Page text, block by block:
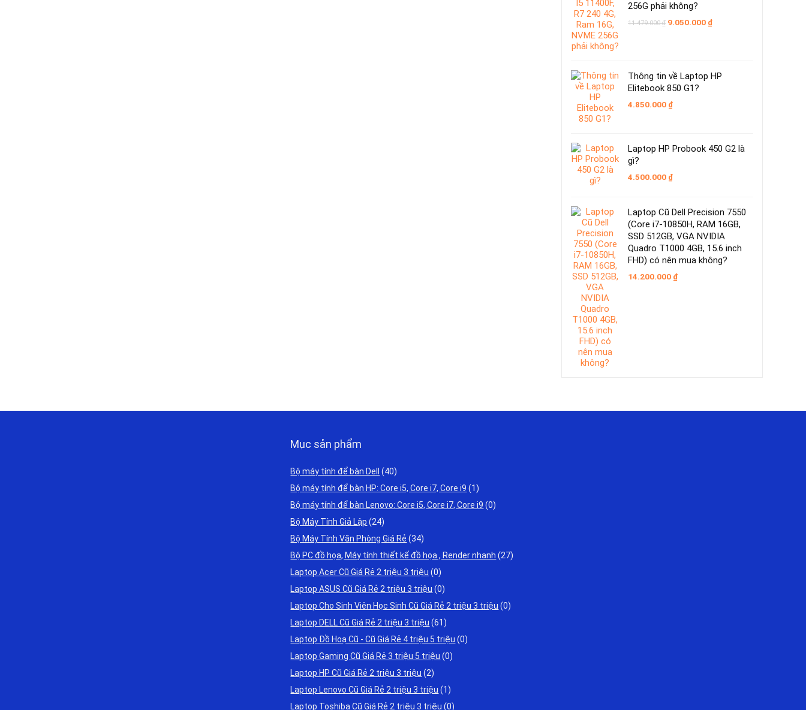
256G phải không?
11.479.000₫ Giá
9.050.000 ₫Giá
Thông tin về Laptop HP
Elitebook 850 G1?
4.850.000 ₫
Laptop HP Probook 450 G2 là
gì?
4.500.000 ₫
Laptop Cũ Dell Precision 7550
(Core i7-10850H, RAM 16GB,
SSD 512GB, VGA NVIDIA
Quadro T1000 4GB, 15.6 inch
FHD) có nên mua không?
14.200.000 ₫
Mục sản phẩm
Bộ máy tính để bàn Dell
(40)
Bộ máy tính để bàn HP: Core i5, Core i7, Core i9 (1)
Bộ máy tính để bàn Lenovo: Core i5, Core i7, Core i9 (0)
Bộ Máy Tính Giả Lập (24)
Bộ Máy Tính Văn Phòng Giá Rẻ (34)
Bộ PC đồ họa, Máy tính thiết kế đồ họa , Render nhanh (27)
Laptop Acer Cũ Giá Rẻ 2 triệu 3 triệu (0)
Laptop ASUS Cũ Giá Rẻ 2 triệu 3 triệu (0)
Laptop Cho Sinh Viên Học Sinh Cũ Giá Rẻ 2 triệu 3 triệu (0)
Laptop DELL Cũ Giá Rẻ 2 triệu 3 triệu (61)
Laptop Đồ Hoạ Cũ - Cũ Giá Rẻ 4 triệu 5 triệu (0)
Laptop Gaming Cũ Giá Rẻ 3 triệu 5 triệu (0)
Laptop HP Cũ Giá Rẻ 2 triệu 3 triệu (2)
Laptop Lenovo Cũ Giá Rẻ 2 triệu 3 triệu (1)
Laptop Toshiba Cũ Giá Rẻ 2 triệu 3 triệu (0)